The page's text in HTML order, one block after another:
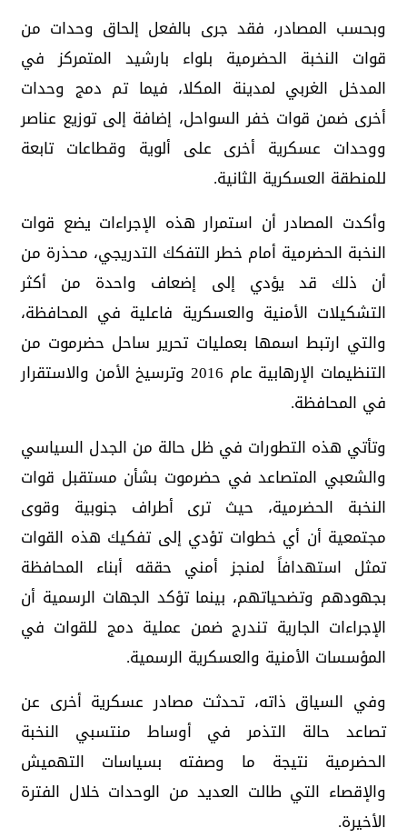
وبحسب المصادر، فقد جرى بالفعل إلحاق وحدات من
قوات النخبة الحضرمية بلواء بارشيد المتمركز في
المدخل الغربي لمدينة المكلا، فيما تم دمج وحدات
أخرى ضمن قوات خفر السواحل، إضافة إلى توزيع عناصر
ووحدات عسكرية أخرى على ألوية وقطاعات تابعة
للمنطقة العسكرية الثانية.
وأكدت المصادر أن استمرار هذه الإجراءات يضع قوات
النخبة الحضرمية أمام خطر التفكك التدريجي، محذرة من
أن ذلك قد يؤدي إلى إضعاف واحدة من أكثر
التشكيلات الأمنية والعسكرية فاعلية في المحافظة،
والتي ارتبط اسمها بعمليات تحرير ساحل حضرموت من
التنظيمات الإرهابية عام 2016 وترسيخ الأمن والاستقرار
في المحافظة.
وتأتي هذه التطورات في ظل حالة من الجدل السياسي
والشعبي المتصاعد في حضرموت بشأن مستقبل قوات
النخبة الحضرمية، حيث ترى أطراف جنوبية وقوى
مجتمعية أن أي خطوات تؤدي إلى تفكيك هذه القوات
تمثل استهدافاً لمنجز أمني حققه أبناء المحافظة
بجهودهم وتضحياتهم، بينما تؤكد الجهات الرسمية أن
الإجراءات الجارية تندرج ضمن عملية دمج للقوات في
المؤسسات الأمنية والعسكرية الرسمية.
وفي السياق ذاته، تحدثت مصادر عسكرية أخرى عن
تصاعد حالة التذمر في أوساط منتسبي النخبة
الحضرمية نتيجة ما وصفته بسياسات التهميش
والإقصاء التي طالت العديد من الوحدات خلال الفترة
الأخيرة.